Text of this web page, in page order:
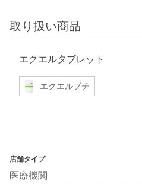
取り扱い商品
エクエルタブレット
エクエルプチ
店舗タイプ
医療機関